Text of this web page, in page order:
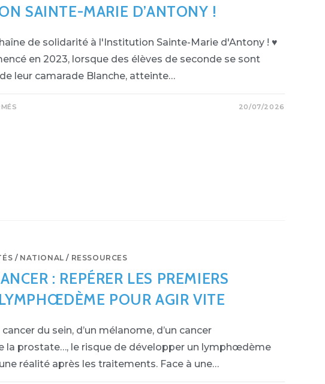
SAINTE-MARIE D’ANTONY !
de solidarité à l'Institution Sainte-Marie d'Antony ! ♥
en 2023, lorsque des élèves de seconde se sont
leur camarade Blanche, atteinte…
20/07/2026
/ NATIONAL / RESSOURCES
: REPÉRER LES PREMIERS
POUR AGIR VITE
cancer du sein, d’un mélanome, d’un cancer
la prostate…, le risque de développer un lymphœdème
réalité après les traitements. Face à une…